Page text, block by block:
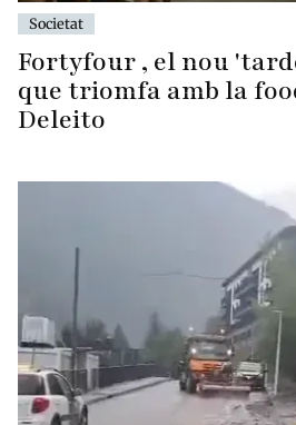
Societat
Fortyfour , el nou
que triomfa amb la
Deleito